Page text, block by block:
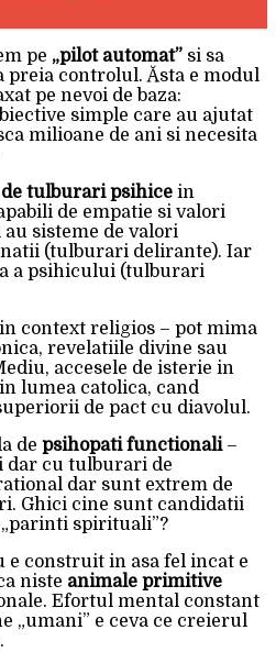
pe „pilot automat” si sa
preia controlul. Ăsta e modul
pe nevoi de baza:
simple care au ajutat
milioane de ani si necesita
tulburari psihice in
de empatie si valori
sisteme de valori
(tulburari delirante). Iar
a psihicului (tulburari
context religios – pot mima
revelatiile divine sau
accesele de isterie in
lumea catolica, cand
de pact cu diavolul.
de psihopati functionali–
dar cu tulburari de
dar sunt extrem de
Ghici cine sunt candidatii
spirituali”?
construit in asa fel incat e
niste animale primitive
Efortul mental constant
„umani” e ceva ce creierul